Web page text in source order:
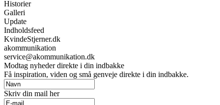
Historier
Galleri
Update
Indholdsfeed
KvindeStjerner.dk
akommunikation
service@akommunikation.dk
Modtag nyheder direkte i din indbakke
Få inspiration, viden og små genveje direkte i din indbakke.
Skriv din mail her